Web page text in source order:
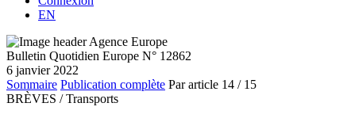
EN
Bulletin Quotidien Europe N° 12862
6 janvier 2022
Sommaire Publication complète Par article 14 / 15
BRÈVES / Transports